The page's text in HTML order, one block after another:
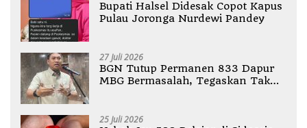
Bupati Halsel Didesak Copot Kapus
Pulau Joronga Nurdewi Pandey
27 Juli 2026
BGN Tutup Permanen 833 Dapur
MBG Bermasalah, Tegaskan Tak
25 Juli 2026